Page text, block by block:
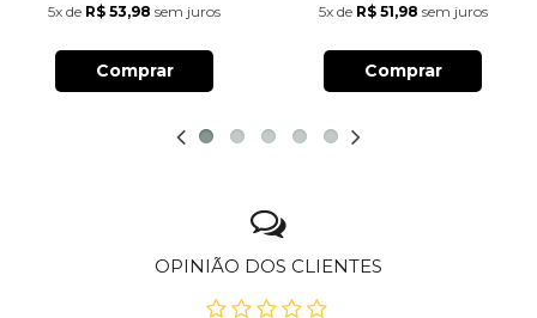
5x de R$ 53,98 sem juros
Comprar
5xde R$ 51,98 sem juros
Comprar
OPINIÃO DOS CLIENTES